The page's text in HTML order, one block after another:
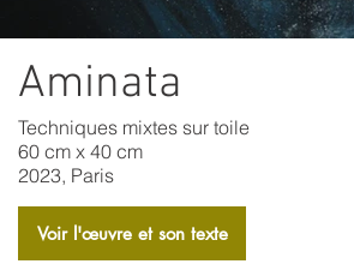
Aminata
Techniques mixtes sur toile
60 cm x 40 cm
2023, Paris
Voir l'​œuvre et son texte